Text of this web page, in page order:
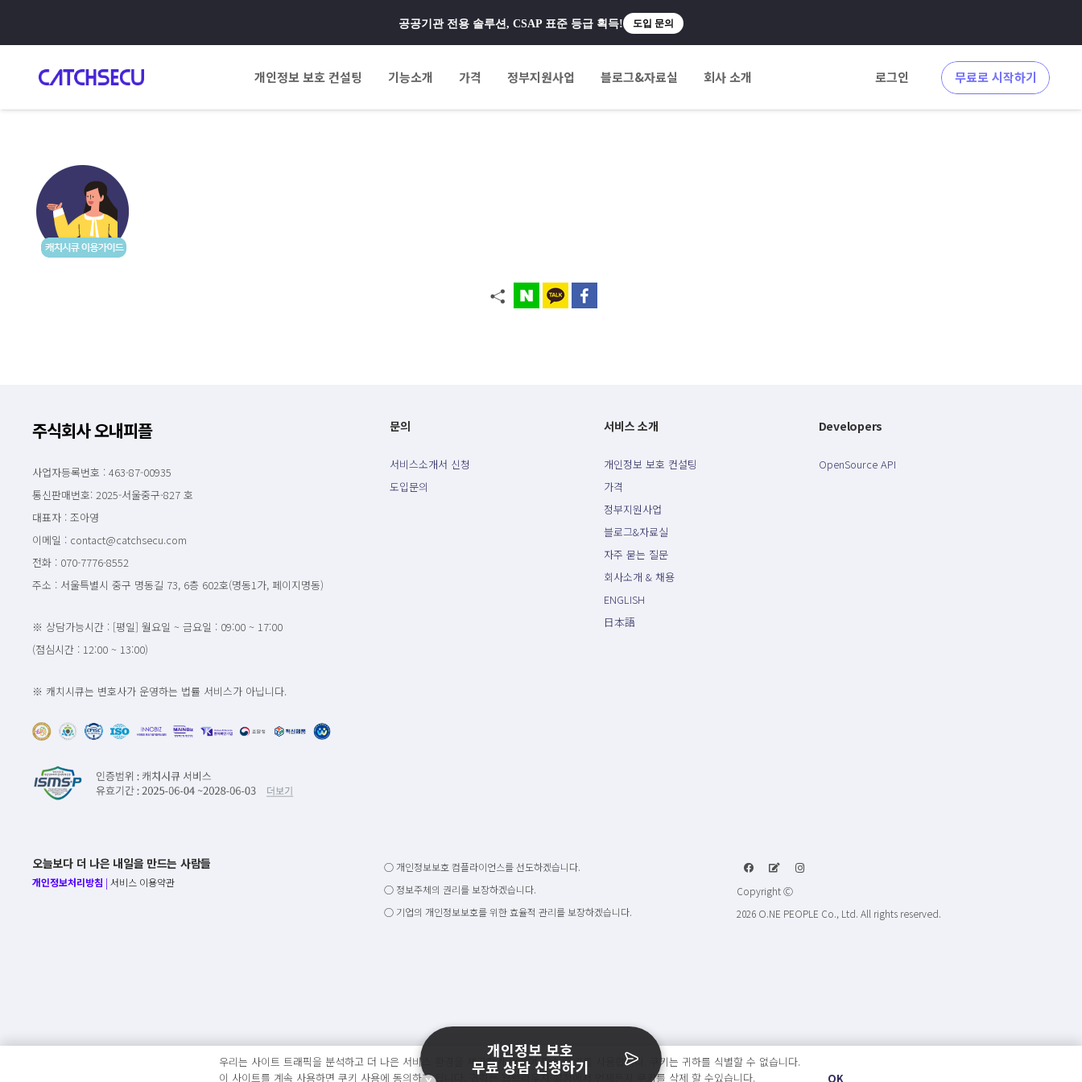
공공기관 전용 솔루션, CSAP 표준 등급 획득! 도입 문의
개인정보 보호 컨설팅 기능소개 가격 정부지원사업 블로그&자료실 회사 소개 로그인 무료로 시작하기
주식회사 오내피플
사업자등록번호 : 463-87-00935
통신판매번호: 2025-서울중구-827 호
대표자 : 조아영
이메일 : contact@catchsecu.com
전화 : 070-7776-8552
주소 : 서울특별시 중구 명동길 73, 6층 602호(명동1가, 페이지명동)
※ 상담가능시간 : [평일] 월요일 ~ 금요일 : 09:00 ~ 17:00
(점심시간 : 12:00 ~ 13:00)
※ 캐치시큐는 변호사가 운영하는 법률 서비스가 아닙니다.
문의
서비스소개서 신청
도입문의
서비스 소개
개인정보 보호 컨설팅
가격
정부지원사업
블로그&자료실
자주 묻는 질문
회사소개 & 채용
ENGLISH
日本語
Developers
OpenSource API
오늘보다 더 나은 내일을 만드는 사람들
개인정보처리방침 | 서비스 이용약관
○ 개인정보보호 컴플라이언스를 선도하겠습니다.
○ 정보주체의 권리를 보장하겠습니다.
○ 기업의 개인정보보호를 위한 효율적 관리를 보장하겠습니다.
Copyright Ⓒ
2026 O.NE PEOPLE Co., Ltd. All rights reserved.
우리는 사이트 트래픽을 분석하고 더 나은 서비스 환경을 제공하기 위하여 필수 쿠키를 사용합니다. 쿠키는 귀하를 식별할 수 없습니다.
이 사이트를 계속 사용하면 쿠키 사용에 동의하게 됩니다. 귀하는 웹브라우져 설정에서 언제든지 쿠키를 삭제 할 수있습니다.
OK
개인정보 보호
무료 상담 신청하기